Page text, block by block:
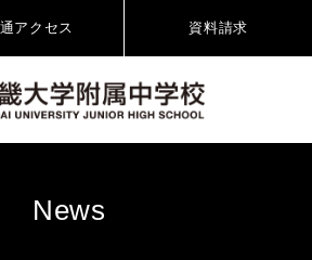
アクセス 資料請求
News